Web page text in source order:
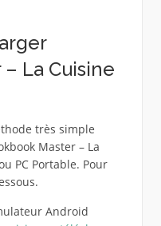
La Cuisine
très simple
Master – La
PC Portable. Pour
Android